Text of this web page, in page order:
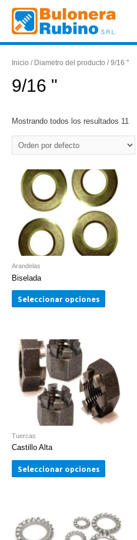
contenido
Inicio / Diametro del producto / 9/16 "
9/16 "
Mostrando todos los resultados 11
Arandelas
Biselada
Seleccionar opciones
Tuercas
Castillo Alta
Seleccionar opciones